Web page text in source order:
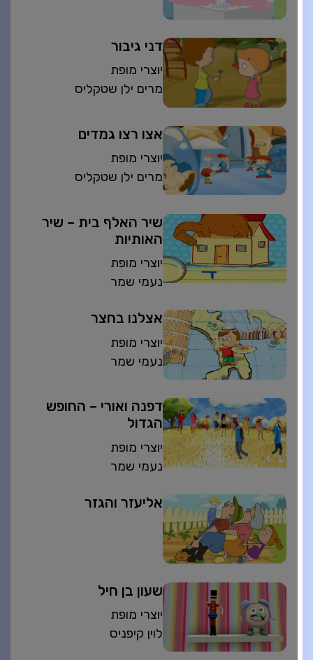
דני גיבור
יוצרי מופת
מרים ילן שטקליס
אצו רצו גמדים
יוצרי מופת
מרים ילן שטקליס
שיר האלף בית – שיר
האותיות
יוצרי מופת
נעמי שמר
אצלנו בחצר
יוצרי מופת
נעמי שמר
דפנה ואורי – החופש
הגדול
יוצרי מופת
נעמי שמר
אליעזר והגזר
שעון בן חיל
יוצרי מופת
לוין קיפניס